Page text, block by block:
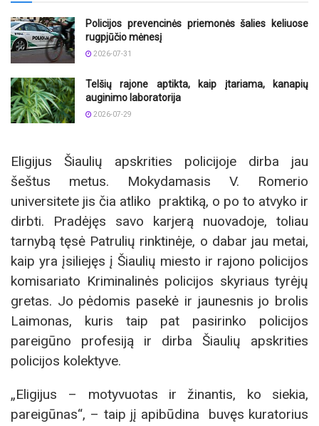
Policijos prevencinės priemonės šalies keliuose
rugpjūčio mėnesį
2026-07-31
Telšių rajone aptikta, kaip įtariama, kanapių
auginimo laboratorija
2026-07-29
Eligijus Šiaulių apskrities policijoje dirba jau
šeštus metus. Mokydamasis V. Romerio
universitete jis čia atliko praktiką, o po to atvyko ir
dirbti. Pradėjęs savo karjerą nuovadoje, toliau
tarnybą tęsė Patrulių rinktinėje, o dabar jau metai,
kaip yra įsiliejęs į Šiaulių miesto ir rajono policijos
komisariato Kriminalinės policijos skyriaus tyrėjų
gretas. Jo pėdomis pasekė ir jaunesnis jo brolis
Laimonas, kuris taip pat pasirinko policijos
pareigūno profesiją ir dirba Šiaulių apskrities
policijos kolektyve.
„Eligijus – motyvuotas ir žinantis, ko siekia,
pareigūnas“, – taip jį apibūdina buvęs kuratorius